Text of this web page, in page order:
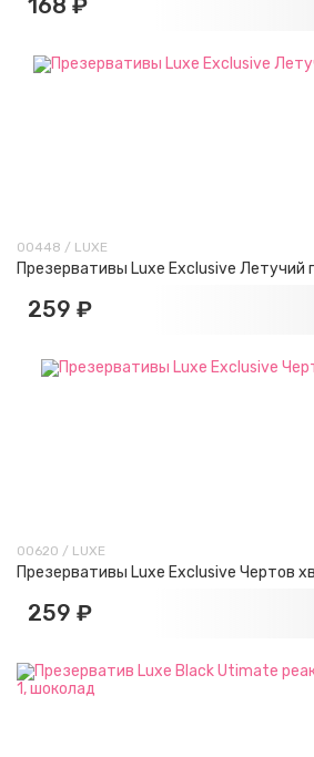
00448 / LUXE
Презервативы Luxe Exclusive Летучий
259 ₽
00620 / LUXE
Презервативы Luxe Exclusive Чертов
259 ₽